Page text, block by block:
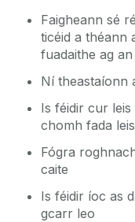
Faigheann sé
ticéid a théann
fuadaithe ag
Ní theastaíonn
Is féidir cur
chomh fada
Fógra
caite
Is féidir íoc as
gcarr leo